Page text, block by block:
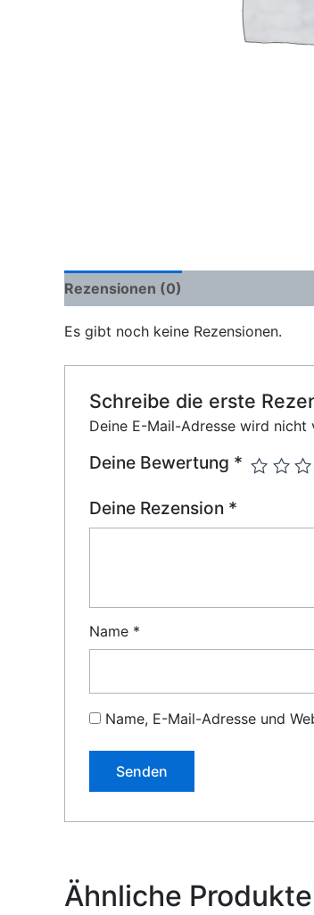
Rezensionen (0)
Es gibt noch keine Rezensionen.
Schreibe die erste
Deine E-Mail-Adresse wird
Deine Bewertung *
Deine Rezension *
Name *
Name, E-Mail-Adresse und
Ähnliche Produkte